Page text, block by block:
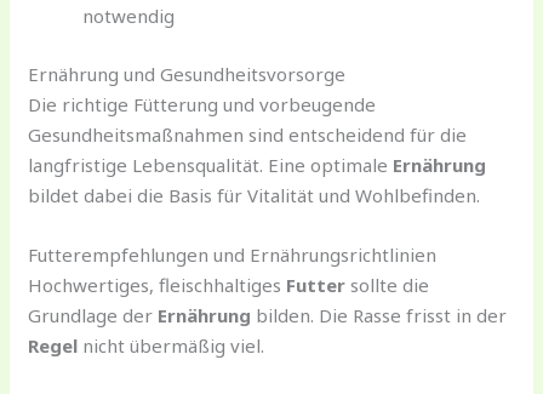
notwendig
Ernährung und Gesundheitsvorsorge
Die richtige Fütterung und vorbeugende
Gesundheitsmaßnahmen sind entscheidend für die
langfristige Lebensqualität. Eine optimale Ernährung
bildet dabei die Basis für Vitalität und Wohlbefinden.
Futterempfehlungen und Ernährungsrichtlinien
Hochwertiges, fleischhaltiges Futter sollte die
Grundlage der Ernährung bilden. Die Rasse frisst in der
Regel nicht übermäßig viel.